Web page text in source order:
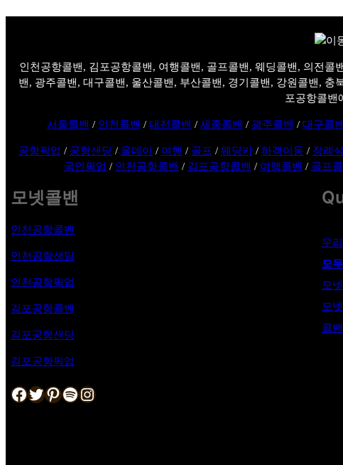
인천공항콜밴, 김포공항콜밴, 여행콜밴, 골프콜밴, 웨딩콜밴, 의전
밴, 광주콜밴, 대구콜밴, 울산콜밴, 부산콜밴, 경기콜밴, 강원콜밴,
포공항콜밴
서울콜밴 / 인천콜밴 / 대전콜밴 / 세종콜밴 / 광주콜밴 / 대구콜밴
공항픽업 / 공항샌딩 / 올데이 / 여행 / 골프 / 웨딩카/ 하객이동 / 장례식
국인픽업 / 인천공항콜밴 / 김포공항콜밴 / 여행콜밴 / 골프
모넷콜밴
인천공항콜밴
인천공항샌딩
인천공항픽업
김포공항콜밴
김포공항샌딩
김포공항픽업
Facebook Twitter Pinterest Spotify Instagram
우
모
모
모
콜